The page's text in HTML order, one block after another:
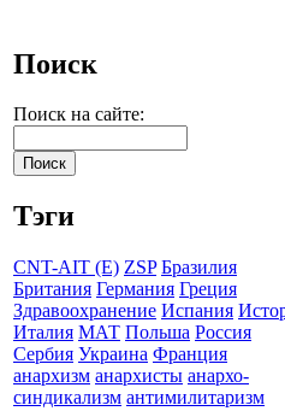
Поиск
Поиск на сайте:
Тэги
CNT-AIT (E) ZSP Бразилия
Британия Германия Греция
Здравоохранение Испания
Италия МАТ Польша Россия
Сербия Украина Франция
анархизм анархисты анархо-
синдикализм антимилитаризм